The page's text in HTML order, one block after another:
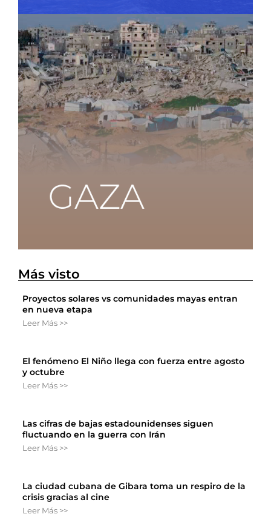
Más visto
Proyectos solares vs comunidades mayas entran
en nueva etapa
Leer Más >>
El fenómeno El Niño llega con fuerza entre agosto
y octubre
Leer Más >>
Las cifras de bajas estadounidenses siguen
fluctuando en la guerra con Irán
Leer Más >>
La ciudad cubana de Gibara toma un respiro de la
crisis gracias al cine
Leer Más >>